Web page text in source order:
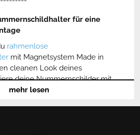
für eine
rahmenlose
mit Magnetsystem Made in
cleanen Look deines
deine Nummernschilder mit
bohren, in unter 60 Sekunden
mehr lesen